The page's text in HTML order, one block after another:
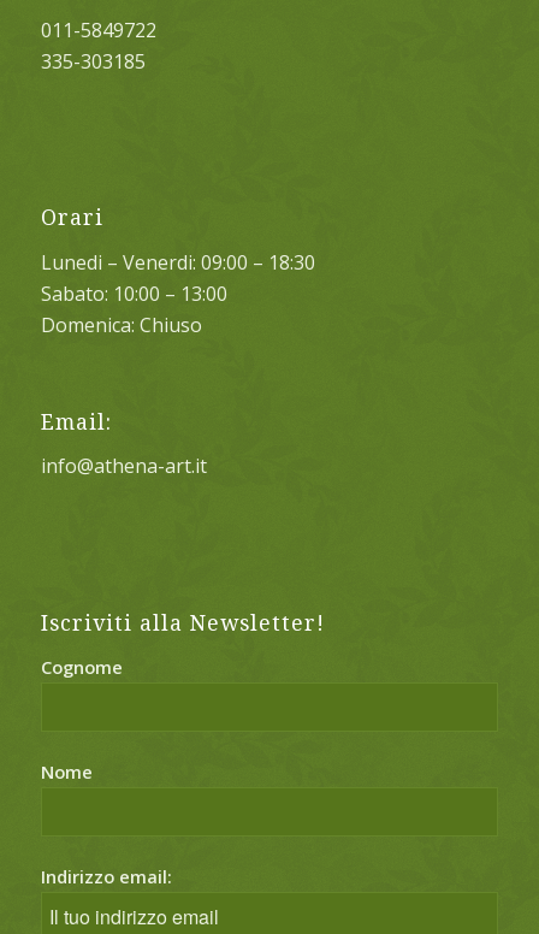
011-5849722
335-303185
Orari
Lunedi – Venerdi: 09:00 – 18:30
Sabato: 10:00 – 13:00
Domenica: Chiuso
Email:
info@athena-art.it
Iscriviti alla Newsletter!
Cognome
Nome
Indirizzo email: